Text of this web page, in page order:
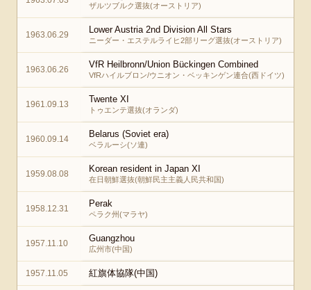
ザルツブルク選抜(オーストリア)
1963.06.29 Lower Austria 2nd Division All Stars
ニーダー・エステルライヒ2部リーグ選抜(オーストリア)
1963.06.26 VfR Heilbronn/Union Bückingen Combined
VfRハイルブロン/ウニオン・ベッキンゲン連合(西ドイツ)
1961.09.13 Twente XI
トゥエンテ選抜(オランダ)
1960.09.14 Belarus (Soviet era)
ベラルーシ(ソ連)
1959.08.08 Korean resident in Japan XI
在日朝鮮選抜(朝鮮民主主義人民共和国)
1958.12.31 Perak
ペラク州(マラヤ)
1957.11.10 Guangzhou
広州市(中国)
1957.11.05 紅旗体協隊(中国)